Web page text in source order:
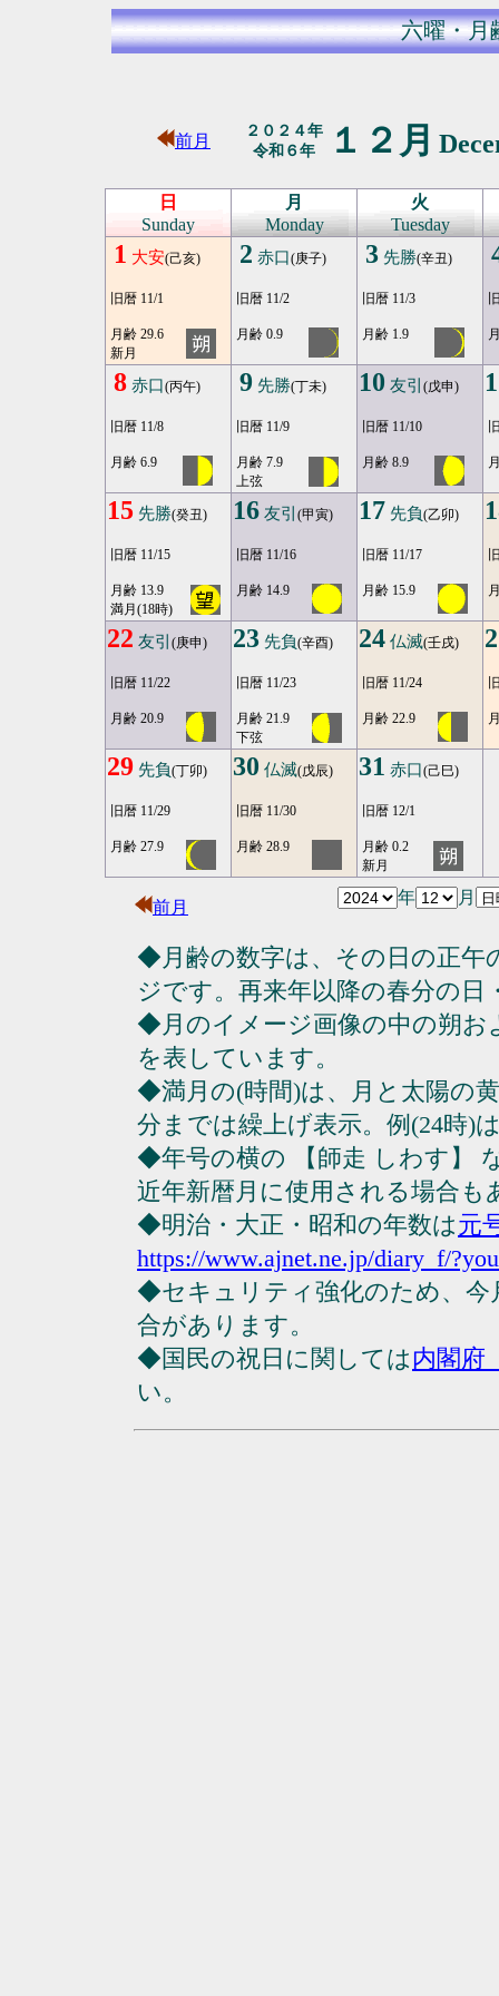
六曜・月
前月
２０２４年
令和６年
１２月
日
Sunday
月
Monday
火
Tuesday
1 大安(己亥)
旧暦 11/1
月齢 29.6
新月
2 赤口(庚子)
旧暦 11/2
月齢 0.9
3 先勝(辛丑)
旧暦 11/3
月齢 1.9
8 赤口(丙午)
旧暦 11/8
月齢 6.9
9 先勝(丁未)
旧暦 11/9
月齢 7.9
上弦
10 友引 (戊申)
旧暦 11/10
月齢 8.9
15 先勝(癸丑)
旧暦 11/15
月齢 13.9
満月(18時)
16 友引 (甲寅)
旧暦 11/16
月齢 14.9
17 先負(乙卯)
旧暦 11/17
月齢 15.9
22 友引 (庚申)
旧暦 11/22
月齢 20.9
23 先負(辛酉)
旧暦 11/23
月齢 21.9
下弦
24 仏滅(壬戌)
旧暦 11/24
月齢 22.9
29 先負(丁卯)
旧暦 11/29
月齢 27.9
30 仏滅(戊辰)
旧暦 11/30
月齢 28.9
31 赤口(己巳)
旧暦 12/1
月齢 0.2
新月
前月
年 月
◆月齢の数字は、その日の正午
ジです。再来年以降の春分の日
◆月のイメージ画像の中の朔
を表しています。
◆満月の(時間)は、月と太陽の
分までは繰上げ表示。例(24時)
◆年号の横の 【師走 しわす】
近年新暦月に使用される場合も
◆明治・大正・昭和の年数は元
https://www.ajnet.ne.jp/diary_f/
◆セキュリティ強化のため、今
合があります。
◆国民の祝日に関しては内閣府
い。